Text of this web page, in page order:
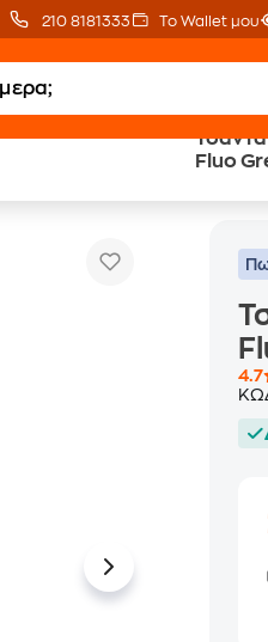
210 8181333 Το Wallet μου
Fluo
4.7